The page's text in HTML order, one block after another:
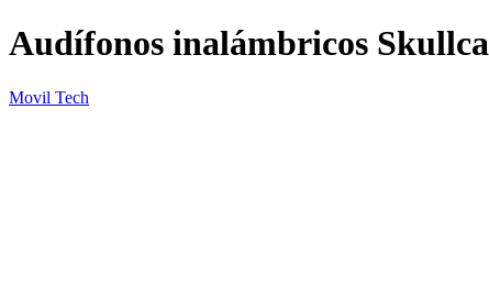
Audífonos inalámbricos
Movil Tech